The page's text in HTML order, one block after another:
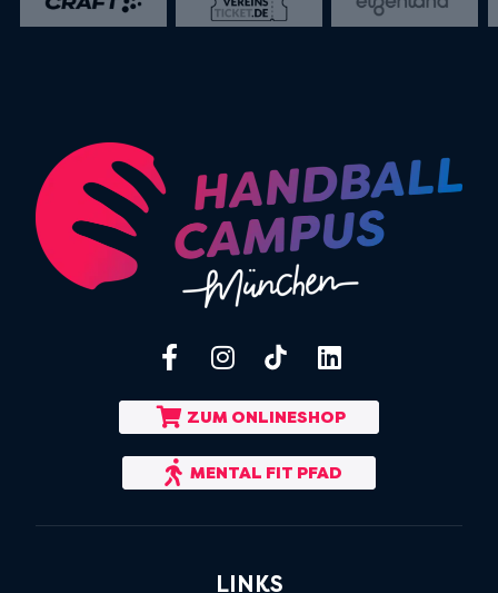
ZUM ONLINESHOP
MENTAL FIT PFAD
LINKS